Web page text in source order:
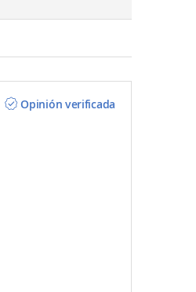
Opinión verificada